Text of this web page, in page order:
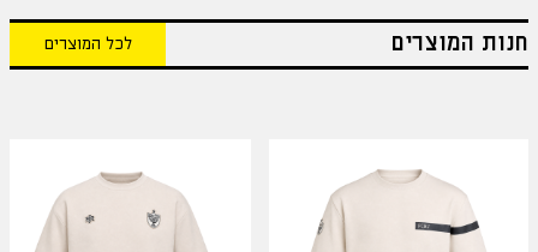
חנות המוצרים לכל המוצרים